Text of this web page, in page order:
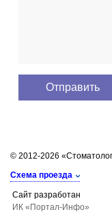
© 2012-2026
Схема проезда
Сайт разработан
ИК «Портал-Инфо»